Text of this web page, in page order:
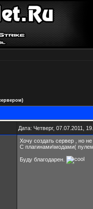
Дата: Четверг, 07.07.2011,
Хочу создать сервер , но не
С плагинами\модами(
Буду благодарен.